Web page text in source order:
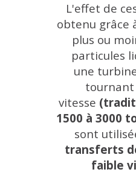
L'effet de
obtenu grâce
plus ou
particules
une
tournant
vitesse
1500 à 3000
sont
transferts
faible